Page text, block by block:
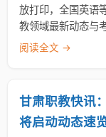
放打印，全国英语
教领域最新动态与
阅读全文 →
甘肃职教快讯
将启动动态速